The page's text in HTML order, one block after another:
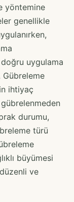
yöntemine
genellikle
uygulama
Gübreleme
ihtiyaç
durumu,
türü
büyümesi
ve